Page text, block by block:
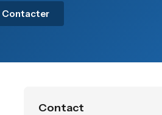
Contacter
Contact